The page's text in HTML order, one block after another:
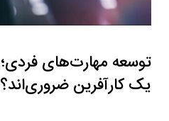
توسعه مهارت‌های
یک کارآفرین ضروری‌اند؟